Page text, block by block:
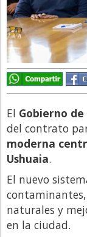
El Precio Que
Entrevista
Entrevista
Finanzas
Internacionales
La Opinión del
Legales
Libro de Quejas
Medios
Millonarios
El Gobierno
del contrato
moderna
Ushuaia.
El nuevo
naturales y
en la ciudad.